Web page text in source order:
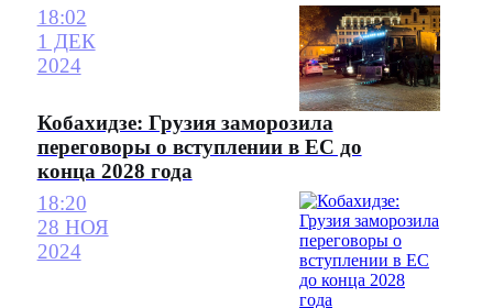
18:02
1 ДЕК
2024
Кобахидзе: Грузия заморозила
переговоры о вступлении в ЕС до
конца 2028 года
18:20
28 НОЯ
2024